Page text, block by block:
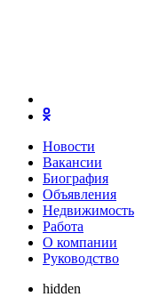
Новости
Вакансии
Биография
Объявления
Недвижимость
Работа
О компании
Руководство
hidden